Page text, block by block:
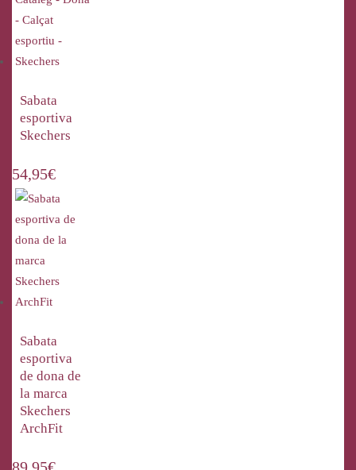
Sabata
esportiva
Skechers
54,95€
Sabata
esportiva
de dona de
la marca
Skechers
ArchFit